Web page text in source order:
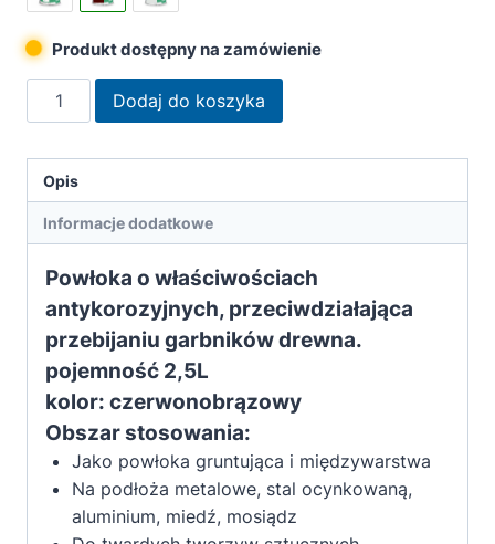
Produkt dostępny na zamówienie
ilość
Remmers
uniwersalny
do
drewna,
PCV
czerwonobrązowy
2,5L
Dodaj do koszyka
Opis
Informacje dodatkowe
Powłoka o właściwościach
antykorozyjnych, przeciwdziałająca
przebijaniu garbników drewna.
pojemność 2,5L
kolor: czerwonobrązowy
Obszar stosowania:
Jako powłoka gruntująca i międzywarstwa
Na podłoża metalowe, stal ocynkowaną,
aluminium, miedź, mosiądz